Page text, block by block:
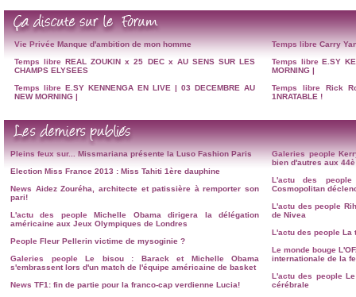
Vie Privée Manque d'ambition de mon homme
Temps libre REAL ZOUKIN x 25 DEC x AU SENS SUR LES
CHAMPS ELYSEES
Temps libre E.SY KENNENGA EN LIVE | 03 DECEMBRE AU
NEW MORNING |
Temps libre Carry
Temps libre E.SY
MORNING |
Temps libre
Rick
1NRATABLE !
Pleins feux sur...
Missmariana présente la Luso Fashion Paris
Election Miss France 2013 : Miss Tahiti 1ère dauphine
News Aidez Zouréha, architecte et patissière à remporter son
pari!
L'actu des people
Michelle Obama dirigera la délégation
américaine aux Jeux Olympiques de Londres
People Fleur Pellerin victime de mysoginie ?
Galeries people
Le bisou : Barack et Michelle Obama
s'embrassent lors d'un match de l'équipe américaine de basket
News TF1: fin de partie pour la franco-cap verdienne Lucia!
Galeries people
bien d'autres aux
L'actu des people
Cosmopolitan
L'actu des people
de Nivea
L'actu des people La
Le monde bouge
internationale de la
L'actu des people
cérébrale